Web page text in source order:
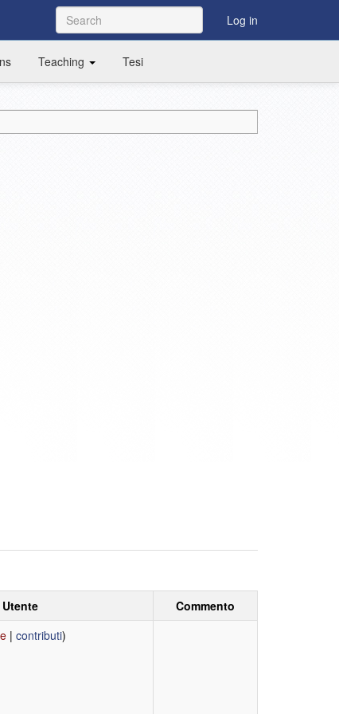
Log in
Teaching Tesi
Utente
Commento
| contributi)